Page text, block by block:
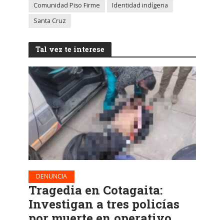
Comunidad Piso Firme
Identidad indígena
Santa Cruz
Tal vez te interese
DENUNCIA
Tragedia en Cotagaita:
Investigan a tres policías